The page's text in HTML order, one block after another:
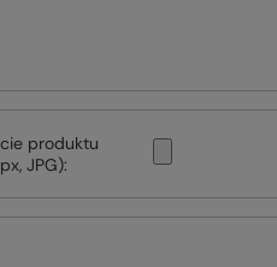
produktu
JPG):